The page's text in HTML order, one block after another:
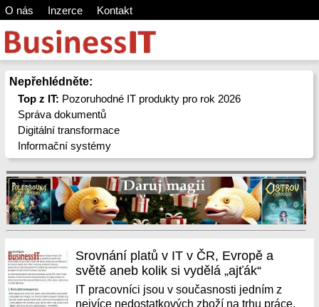
O nás Inzerce Kontakt
Nepřehlédněte:
Top z IT: Pozoruhodné IT produkty pro rok 2026
Správa dokumentů
Digitální transformace
Informační systémy
Srovnání platů v IT v ČR, Evropě a
světě aneb kolik si vydělá „ajťák“
IT pracovníci jsou v současnosti jedním z
nejvíce nedostatkových zboží na trhu práce.